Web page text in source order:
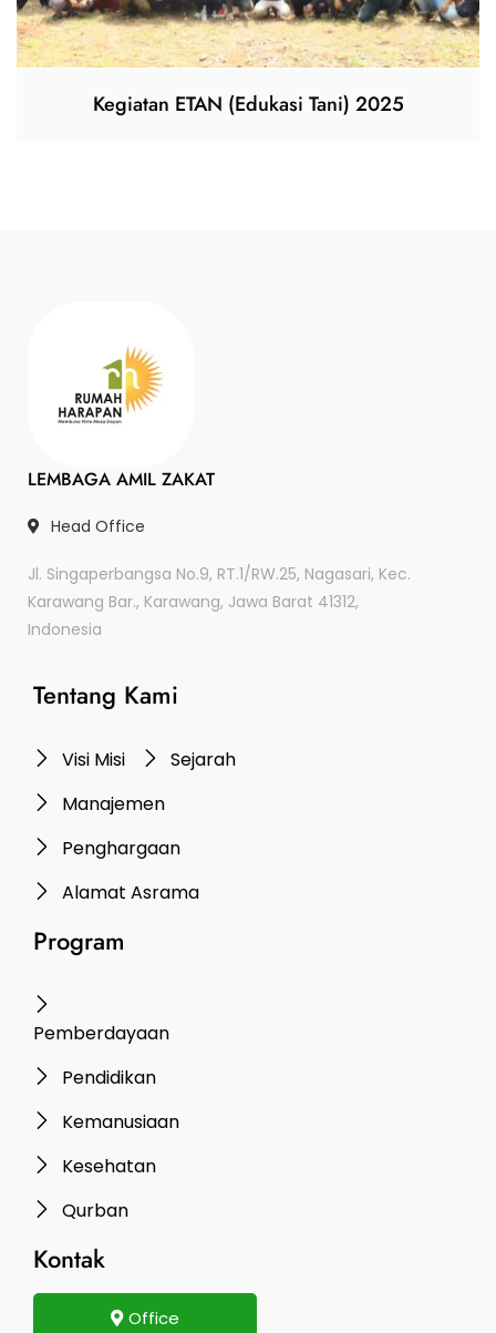
Kegiatan ETAN (Edukasi Tani) 2025
LEMBAGA AMIL ZAKAT
Head Office
Jl. Singaperbangsa No.9, RT.1/RW.25, Nagasari, Kec.
Karawang Bar., Karawang, Jawa Barat 41312,
Indonesia
Tentang Kami
Visi Misi
Sejarah
Manajemen
Penghargaan
Alamat Asrama
Program
Pemberdayaan
Pendidikan
Kemanusiaan
Kesehatan
Qurban
Kontak
Office